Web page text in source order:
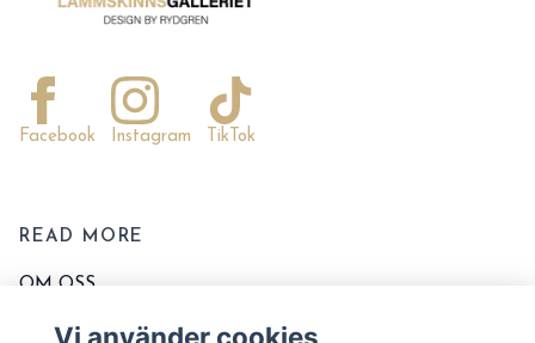
Facebook Instagram TikTok
READ MORE
OM OSS
KONTAKTA OSS